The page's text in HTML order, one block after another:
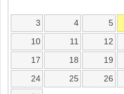
3
4 5
10
11 12
17
18 19
24
25 26